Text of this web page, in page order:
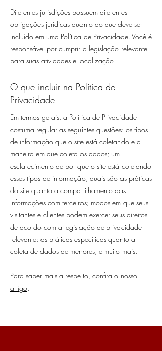
Diferentes jurisdições possuem diferentes
obrigações jurídicas quanto ao que deve ser
incluído em uma Política de Privacidade. Você é
responsável por cumprir a legislação relevante
para suas atividades e localização.
O que incluir na Política de
Privacidade
Em termos gerais, a Política de Privacidade
costuma regular as seguintes questões: os tipos
de informação que o site está coletando e a
maneira em que coleta os dados; um
esclarecimento de por que o site está coletando
esses tipos de informação; quais são as práticas
do site quanto a compartilhamento das
informações com terceiros; modos em que seus
visitantes e clientes podem exercer seus direitos
de acordo com a legislação de privacidade
relevante; as práticas específicas quanto a
coleta de dados de menores; e muito mais.
Para saber mais a respeito, confira o nosso
artigo